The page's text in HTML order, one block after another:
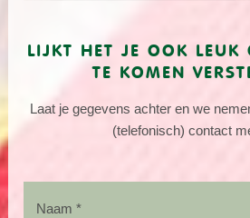
LIJKT HET JE OOK LEUK
TE KOMEN
Laat je gegevens achter en we
(telefonisch) contact
Naam *